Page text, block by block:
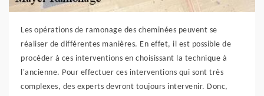
Les opérations de ramonage des cheminées peuvent se
réaliser de différentes manières. En effet, il est possible de
procéder à ces interventions en choisissant la technique à
l'ancienne. Pour effectuer ces interventions qui sont très
complexes, des experts devront toujours intervenir. Donc,